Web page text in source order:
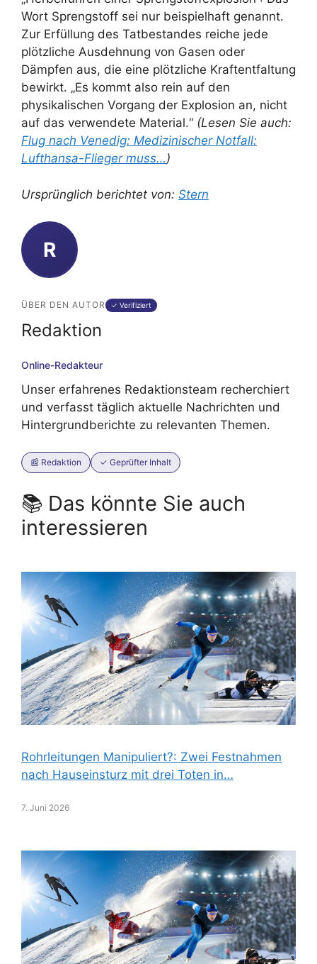
Wort Sprengstoff sei nur beispielhaft genannt.
Zur Erfüllung des Tatbestandes reiche jede
plötzliche Ausdehnung von Gasen oder
Dämpfen aus, die eine plötzliche Kraftentfaltung
bewirkt. „Es kommt also rein auf den
physikalischen Vorgang der Explosion an, nicht
auf das verwendete Material.“ (Lesen Sie auch:
Flug nach Venedig: Medizinischer Notfall:
Lufthansa-Flieger muss…)
Ursprünglich berichtet von: Stern
R
ÜBER DEN AUTOR ✓ Verifiziert
Redaktion
Online-Redakteur
Unser erfahrenes Redaktionsteam recherchiert
und verfasst täglich aktuelle Nachrichten und
Hintergrundberichte zu relevanten Themen.
📰 Redaktion ✓ Geprüfter Inhalt
📚 Das könnte Sie auch
interessieren
Rohrleitungen Manipuliert?: Zwei Festnahmen
nach Hauseinsturz mit drei Toten in…
7. Juni 2026